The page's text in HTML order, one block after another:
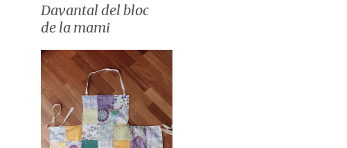
Davantal del bloc
de la mami